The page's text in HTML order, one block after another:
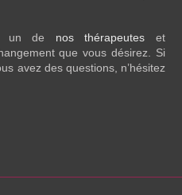
un de nos thérapeutes et
que vous désirez. Si
avez des questions, n’hésitez